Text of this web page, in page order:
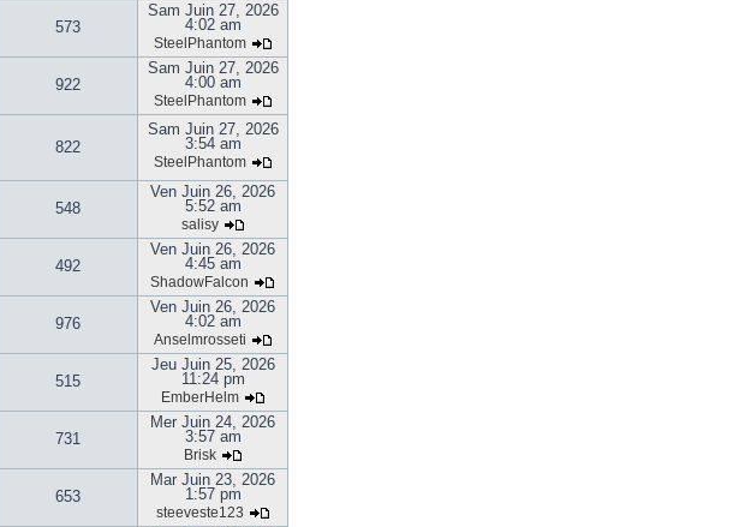
573
Sam Juin 27, 2026
4:02 am
SteelPhantom
922
Sam Juin 27, 2026
4:00 am
SteelPhantom
822
Sam Juin 27, 2026
3:54 am
SteelPhantom
548
Ven Juin 26, 2026
5:52 am
salisy
492
Ven Juin 26, 2026
4:45 am
ShadowFalcon
976
Ven Juin 26, 2026
4:02 am
Anselmrosseti
515
Jeu Juin 25, 2026
11:24 pm
EmberHelm
731
Mer Juin 24, 2026
3:57 am
Brisk
653
Mar Juin 23, 2026
1:57 pm
steeveste123